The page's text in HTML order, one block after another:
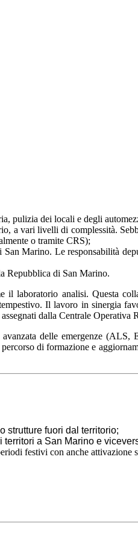
pulizia dei locali e degli
a vari livelli di complessità.
o tramite CRS);
Marino. Le responsabilità
Repubblica di San Marino.
laboratorio analisi. Questa
Il lavoro in sinergia
dalla Centrale Operativa
delle emergenze
di formazione e
strutture fuori dal territorio;
a San Marino e
festivi con anche attivazione